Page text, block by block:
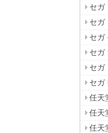
セガ
セガ
セガ
セガ
セガ
セガ
任天
任天
任天